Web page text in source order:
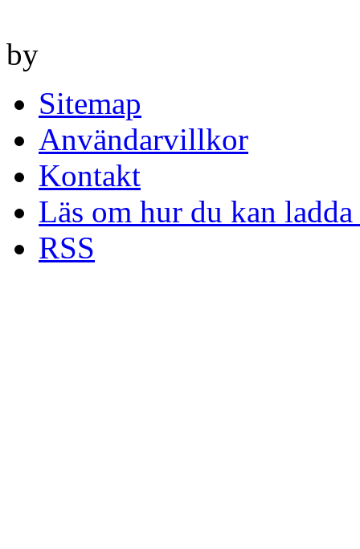
by
Sitemap
Användarvillkor
Kontakt
Läs om hur du kan
RSS